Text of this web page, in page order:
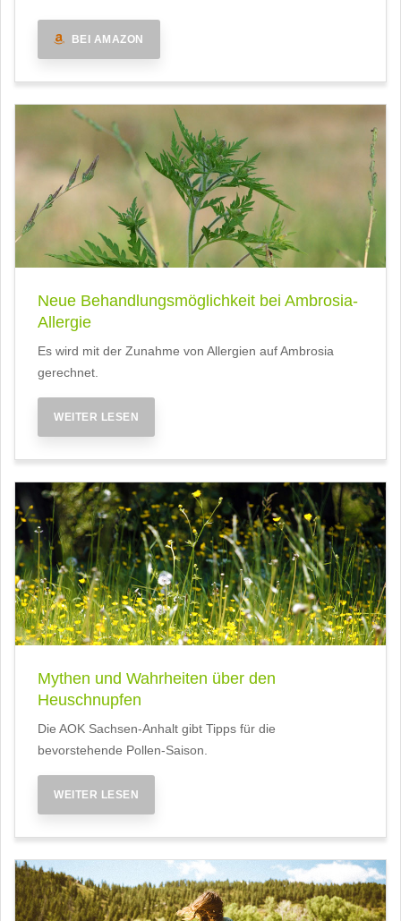
BEI AMAZON
Neue Behandlungsmöglichkeit bei Ambrosia-
Allergie
Es wird mit der Zunahme von Allergien auf Ambrosia
gerechnet.
WEITER LESEN
Mythen und Wahrheiten über den
Heuschnupfen
Die AOK Sachsen-Anhalt gibt Tipps für die
bevorstehende Pollen-Saison.
WEITER LESEN